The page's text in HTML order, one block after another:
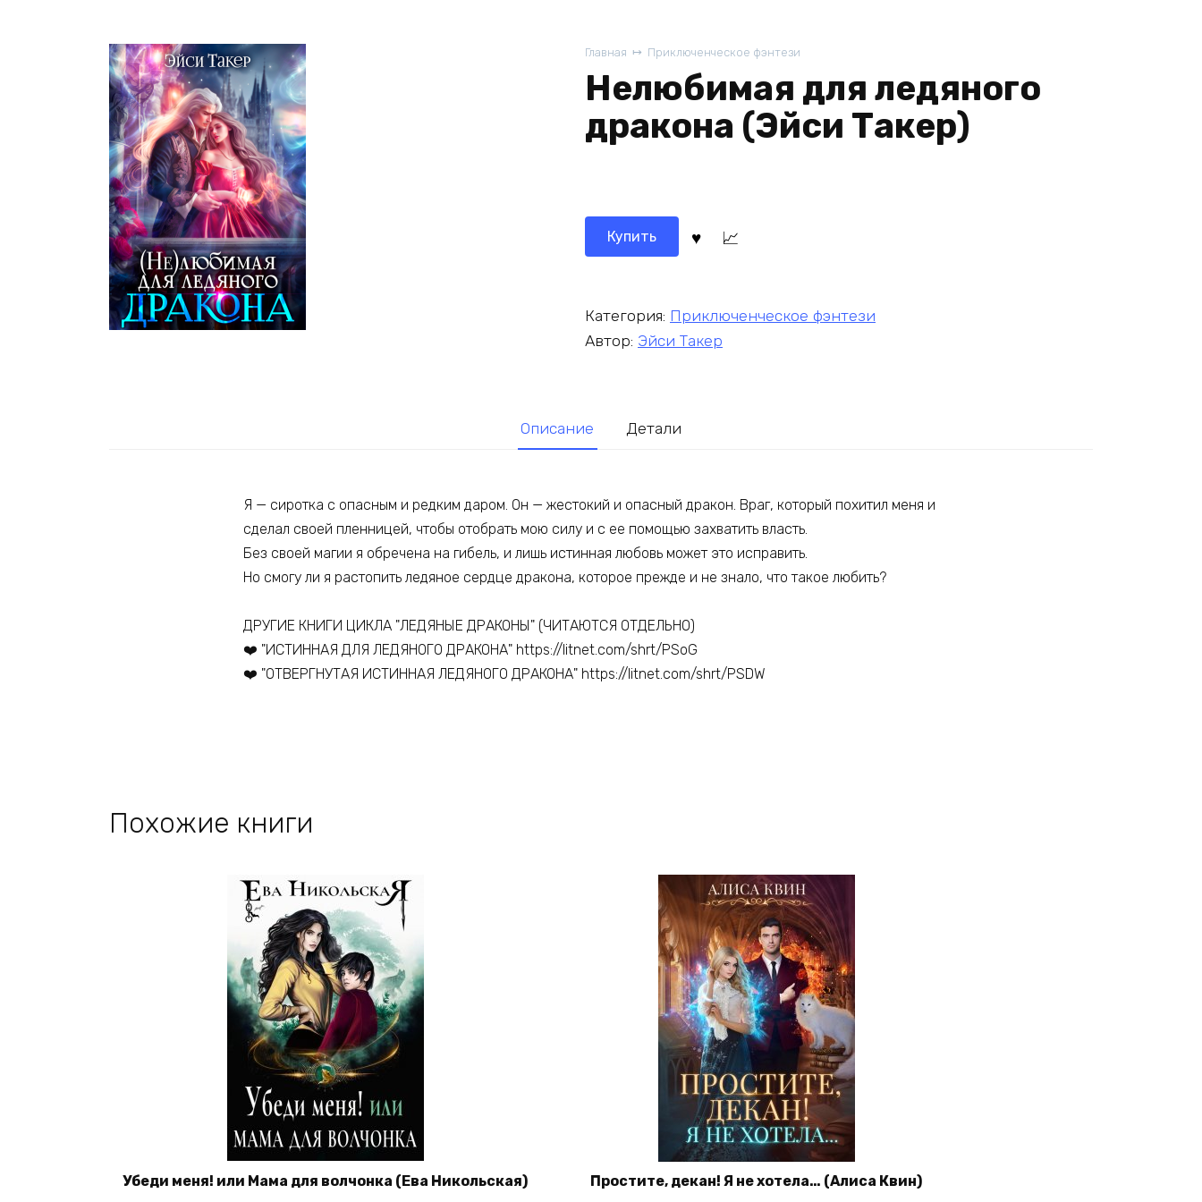
Главная Приключенческое фэнтези
Нелюбимая для ледяного
дракона (Эйси Такер)
Купить
Категория: Приключенческое фэнтези
Автор: Эйси Такер
Описание Детали
Я — сиротка с опасным и редким даром. Он — жестокий и опасный дракон. Враг, который похитил меня и
сделал своей пленницей, чтобы отобрать мою силу и с ее помощью захватить власть.
Без своей магии я обречена на гибель, и лишь истинная любовь может это исправить.
Но смогу ли я растопить ледяное сердце дракона, которое прежде и не знало, что такое любить?
ДРУГИЕ КНИГИ ЦИКЛА "ЛЕДЯНЫЕ ДРАКОНЫ" (ЧИТАЮТСЯ ОТДЕЛЬНО)
‍❤️‍ "ИСТИННАЯ ДЛЯ ЛЕДЯНОГО ДРАКОНА" https://litnet.com/shrt/PSoG
‍❤️‍ "ОТВЕРГНУТАЯ ИСТИННАЯ ЛЕДЯНОГО ДРАКОНА" https://litnet.com/shrt/PSDW
Похожие книги
Убеди меня! или Мама для волчонка (Ева Никольская) Простите, декан! Я не хотела… (Алиса Квин)